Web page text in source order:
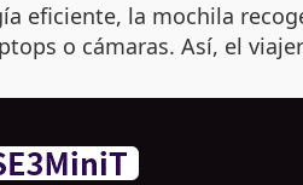
eficiente, la mochila
o cámaras. Así, el